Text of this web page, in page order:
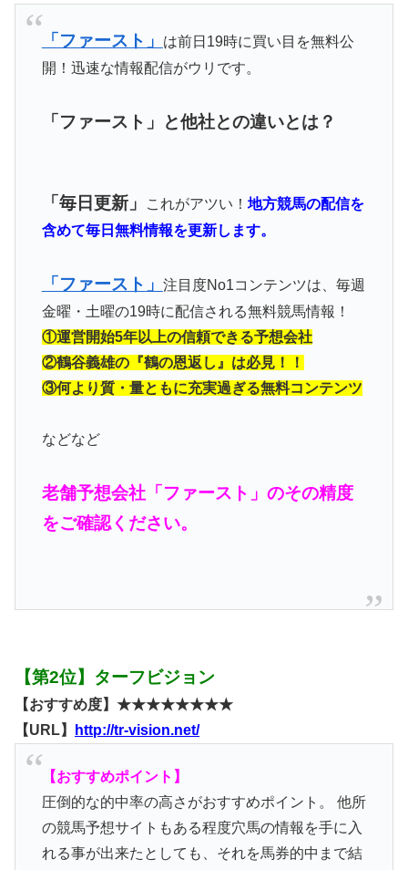
「ファースト」
は前日19時に買い目を無料公
開！迅速な情報配信がウリです。
「ファースト」と他社との違いとは？
「毎日更新」 これがアツい！ 地方競馬の配信を
含めて毎日無料情報を更新します。
「ファースト」 注目度No1コンテンツは、毎週
金曜・土曜の19時に配信される無料競馬情報！
①運営開始5年以上の信頼できる予想会社
②鶴谷義雄の『鶴の恩返し』は必見！！
③何より質・量ともに充実過ぎる無料コンテンツ
などなど
老舗予想会社「ファースト」のその精度
をご確認ください。
【第2位】ターフビジョン
【おすすめ度】★★★★★★★★
【URL】
http://tr-vision.net/
【おすすめポイント】
圧倒的な的中率の高さがおすすめポイント。 他所
の競馬予想サイトもある程度穴馬の情報を手に入
れる事が出来たとしても、それを馬券的中まで結